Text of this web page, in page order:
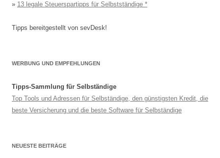
» 13 legale Steuerspartipps für Selbstständige
Tipps bereitgestellt von sevDesk!
WERBUNG UND EMPFEHLUNGEN
Tipps-Sammlung für Selbständige
Top Tools und Adressen für Selbständige, den günstigsten Kredit, die
beste Versicherung und die beste Software für Selbständige
NEUESTE BEITRÄGE